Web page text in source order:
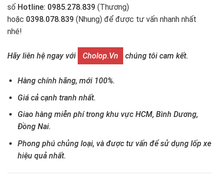
số Hotline: 0985.278.839 (Thương)
hoặc 0398.078.839 (Nhung) để được tư vấn nhanh nhất
nhé!
Hãy liên hệ ngay với Cholop.vn chúng tôi cam kết.
Hàng chính hãng, mới 100%.
Giá cả cạnh tranh nhất.
Giao hàng miễn phí trong khu vực HCM, Bình Dương,
Đồng Nai.
Phong phú chủng loại, và được tư vấn để sử dụng lốp xe
hiệu quả nhất.